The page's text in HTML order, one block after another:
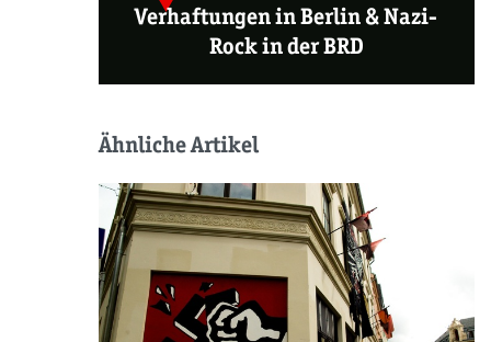
Verhaftungen in Berlin & Nazi-
Rock in der BRD
Ähnliche Artikel